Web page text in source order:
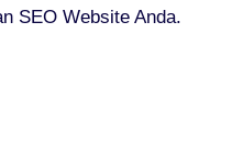
SEO Website Anda.